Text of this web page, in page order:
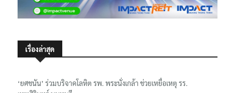
เรื่องล่าสุด
‘ยศชนัน’ ร่วมบริจาคโลหิต รพ. พระนั่งเกล้า ช่วยเหยื่อเหตุ รร.